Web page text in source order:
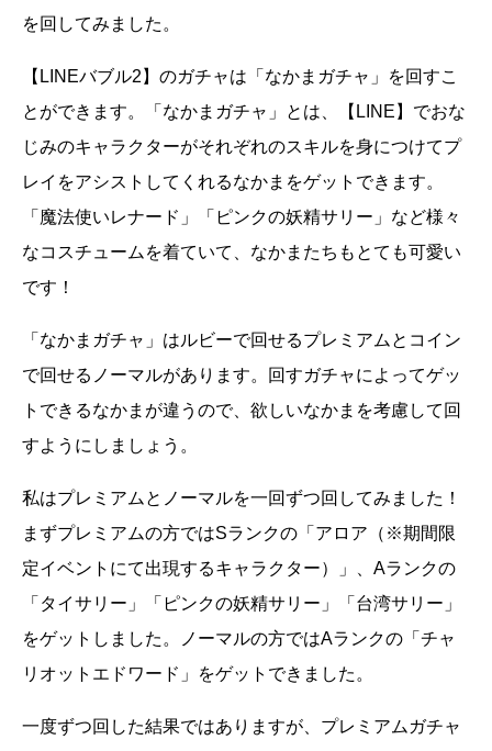
を回してみました。
【LINEバブル2】のガチャは「なかまガチャ」を回すこ
とができます。「なかまガチャ」とは、【LINE】でおな
じみのキャラクターがそれぞれのスキルを身につけてプ
レイをアシストしてくれるなかまをゲットできます。
「魔法使いレナード」「ピンクの妖精サリー」など様々
なコスチュームを着ていて、なかまたちもとても可愛い
です！
「なかまガチャ」はルビーで回せるプレミアムとコイン
で回せるノーマルがあります。回すガチャによってゲッ
トできるなかまが違うので、欲しいなかまを考慮して回
すようにしましょう。
私はプレミアムとノーマルを一回ずつ回してみました！
まずプレミアムの方ではSランクの「アロア（※期間限
定イベントにて出現するキャラクター）」、Aランクの
「タイサリー」「ピンクの妖精サリー」「台湾サリー」
をゲットしました。ノーマルの方ではAランクの「チャ
リオットエドワード」をゲットできました。
一度ずつ回した結果ではありますが、プレミアムガチャ